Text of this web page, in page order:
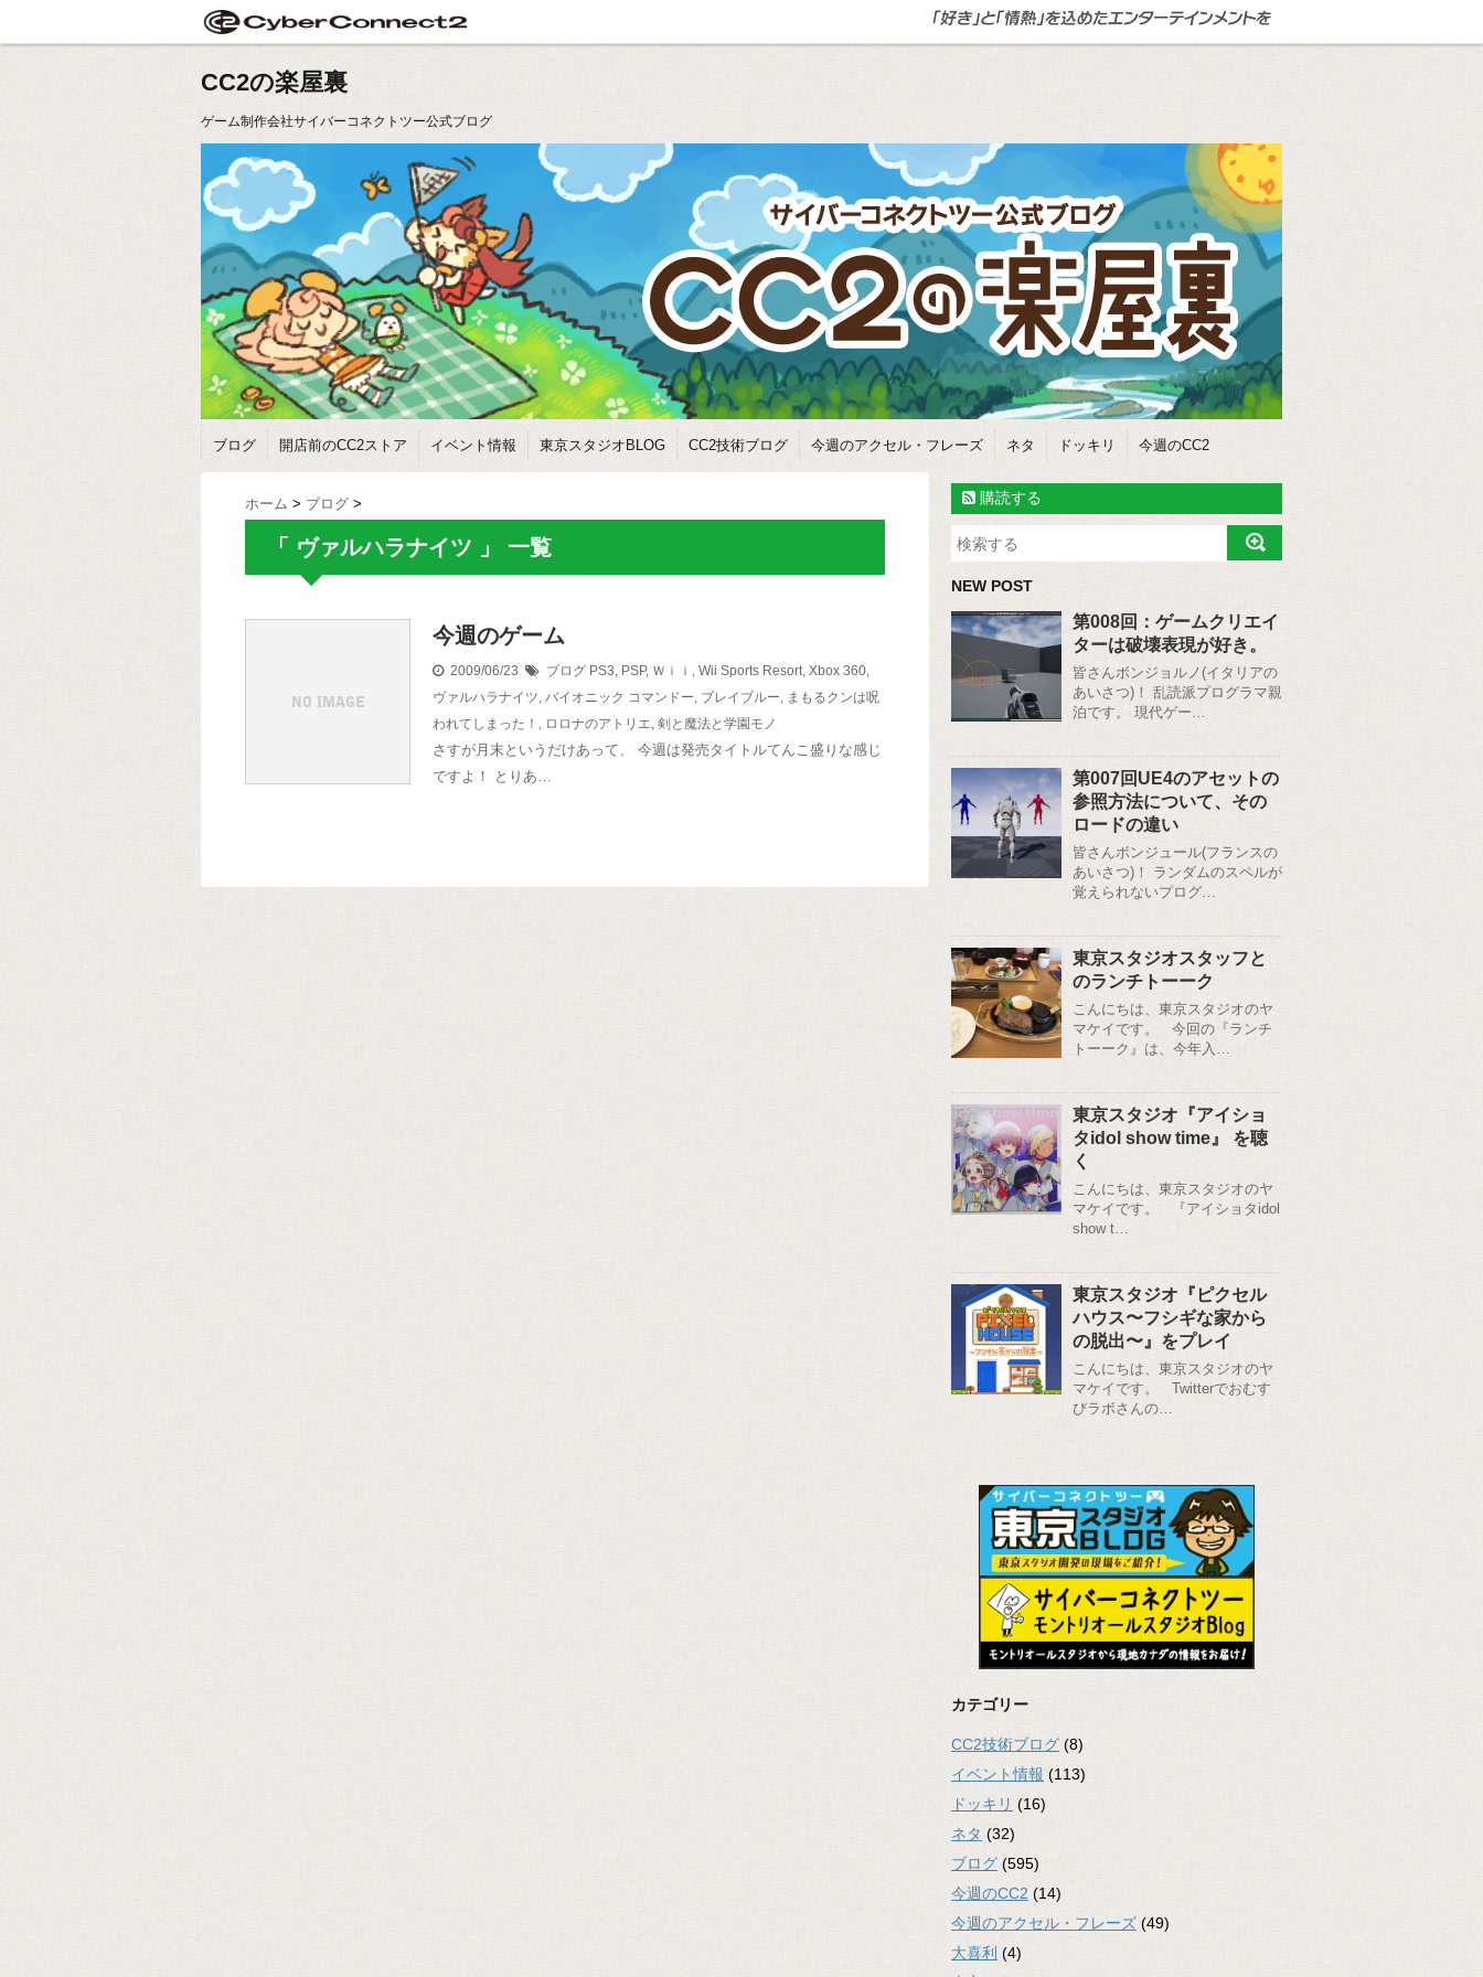
CC2の楽屋裏
ゲーム制作会社サイバーコネクトツー公式ブログ
ブログ 開店前のCC2ストア イベント情報 東京スタジオBLOG CC2技術ブログ 今週のアクセル・フレーズ ネタ ドッキリ 今週のCC2
ホーム > ブログ >
「 ヴァルハラナイツ 」 一覧
今週のゲーム
2009/06/23 ブログ PS3, PSP, Ｗｉｉ , Wii Sports Resort, Xbox 360,
ヴァルハラナイツ, バイオニック コマンドー, ブレイブルー, まもるクンは呪
われてしまった！ , ロロナのアトリエ, 剣と魔法と学園モノ
さすが月末というだけあって、 今週は発売タイトルてんこ盛りな感じ
ですよ！ とりあ…
購読する
NEW POST
第008回：ゲームクリエイ
ターは破壊表現が好き。
皆さんボンジョルノ(イタリアの
あいさつ)！ 乱読派プログラマ親
泊です。 現代ゲー…
第007回UE4のアセットの
参照方法について、その
ロードの違い
皆さんボンジュール(フランスの
あいさつ)！ ランダムのスペルが
覚えられないプログ…
東京スタジオスタッフと
のランチトーーク
こんにちは、東京スタジオのヤ
マケイです。 今回の『ランチ
トーーク』は、今年入…
東京スタジオ『アイショ
タidol show time』 を聴
く
こんにちは、東京スタジオのヤ
マケイです。 『アイショタidol
show t…
東京スタジオ『ピクセル
ハウス〜フシギな家から
の脱出〜』をプレイ
こんにちは、東京スタジオのヤ
マケイです。 Twitterでおむす
びラボさんの…
カテゴリー
CC2技術ブログ (8)
イベント情報 (113)
ドッキリ (16)
ネタ (32)
ブログ (595)
今週のCC2 (14)
今週のアクセル・フレーズ (49)
大喜利 (4)